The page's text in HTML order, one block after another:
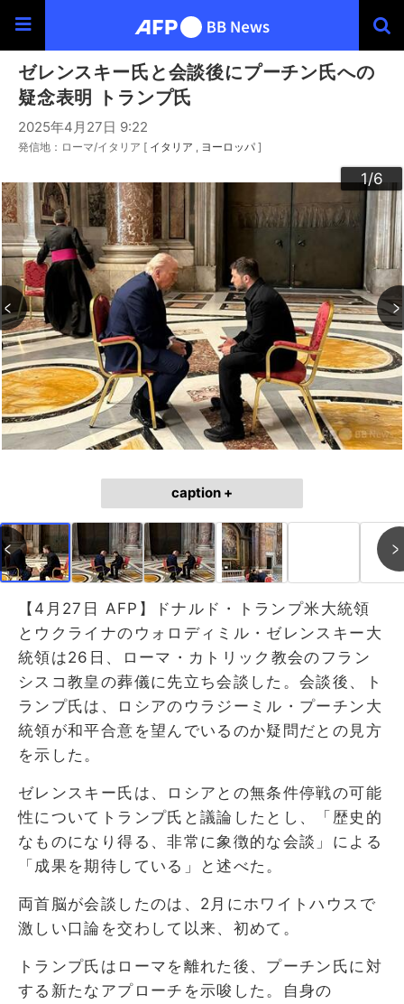
ゼレンスキー氏と会談後にプーチン氏への
疑念表明 トランプ氏
2025年4月27日 9:22
発信地：ローマ/イタリア [ イタリア ヨーロッパ ]
1/6
2/6
3/6
4/6
5/6
6/6
caption +
【4月27日 AFP】ドナルド・トランプ米大統領
とウクライナのウォロディミル・ゼレンスキー大
統領は26日、ローマ・カトリック教会のフラン
シスコ教皇の葬儀に先立ち会談した。会談後、ト
ランプ氏は、ロシアのウラジーミル・プーチン大
統領が和平合意を望んでいるのか疑問だとの見方
を示した。
ゼレンスキー氏は、ロシアとの無条件停戦の可能
性についてトランプ氏と議論したとし、「歴史的
なものになり得る、非常に象徴的な会談」による
「成果を期待している」と述べた。
両首脳が会談したのは、2月にホワイトハウスで
激しい口論を交わして以来、初めて。
トランプ氏はローマを離れた後、プーチン氏に対
する新たなアプローチを示唆した。自身の